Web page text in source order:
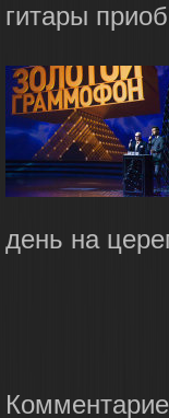
гитары
день на